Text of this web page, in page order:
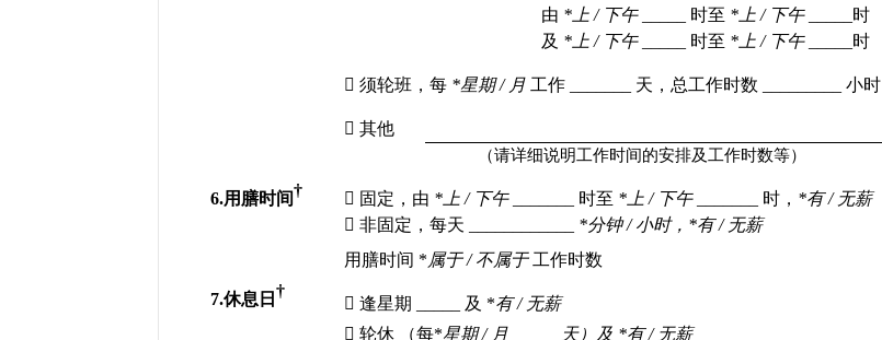
由 *上 / 下午 _____ 时至 *上 / 下午 _____ 时
及 *上 / 下午 _____ 时至 *上 / 下午 _____ 时
 须轮班，每 *星期 / 月 工作 _______ 天，总工作时数 小时
 其他
（请详细说明工作时间的安排及工作时数等）
6.用膳时间†  固定，由 *上 / 下午 _______ 时至 *上 / 下午 _______ 时， *有 / 无薪
 非固定，每天 *分钟 / 小时， *有 / 无薪
用膳时间 * 属于 / 不属于 工作时数
7.休息日 †
 逢星期 及 *有 / 无薪
 轮休 （每*星期 / 月 _____ 天） 及 *有 / 无薪